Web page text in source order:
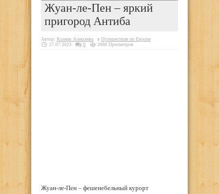
Жуан-ле-Пен – яркий
пригород Антиба
Автор: Ксения Алексеева в Путешествия по Европе
27.07.2023
0 3988 Просмотров
Жуан-ле-Пен – фешенебельный курорт